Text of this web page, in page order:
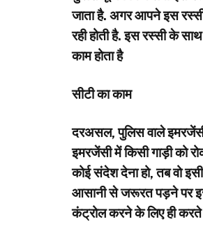
जाता है. अगर आपने इस रस्सी
रही होती है. इस रस्सी के
काम होता है
सीटी का काम
दरअसल, पुलिस वाले
इमरजेंसी में किसी गाड़ी को
कोई संदेश देना हो, तब वो
आसानी से जरूरत पड़ने पर
कंट्रोल करने के लिए ही करते